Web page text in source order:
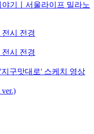
기ㅣ서울라이프 밀라노
전시 전경
전시 전경
구맛대로' 스케치 영상